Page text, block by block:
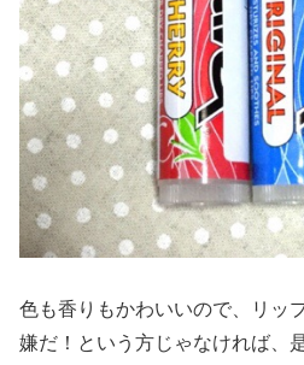
色も香りもかわいいので、リッ
嫌だ！という方じゃなければ、